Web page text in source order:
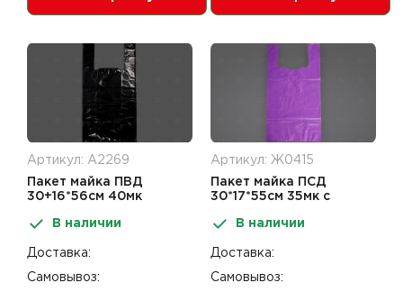
Артикул: А2269
Пакет майка ПВД
30+16*56см 40мк
В наличии
Доставка:
Самовывоз:
Артикул: Ж0415
Пакет майка ПСД
30*17*55см 35мк с
В наличии
Доставка:
Самовывоз: